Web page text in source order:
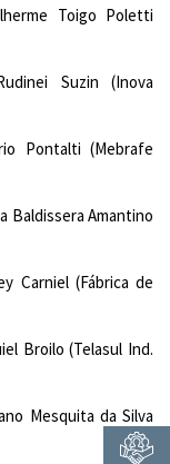
Toigo Poletti
Suzin (Inova
Pontalti (Mebrafe
Baldissera Amantino
Carniel (Fábrica de
Broilo (Telasul Ind.
Mesquita da Silva